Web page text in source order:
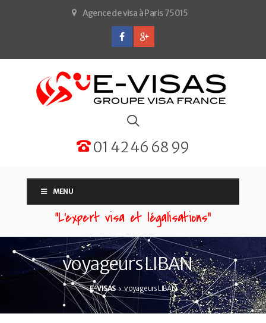
Agence de visa à Paris 75015
01 42 46 68 99
MENU
“L'expert visa et légalisations”
voyageurs LIBAN
E-VISAS voyageurs LIBAN